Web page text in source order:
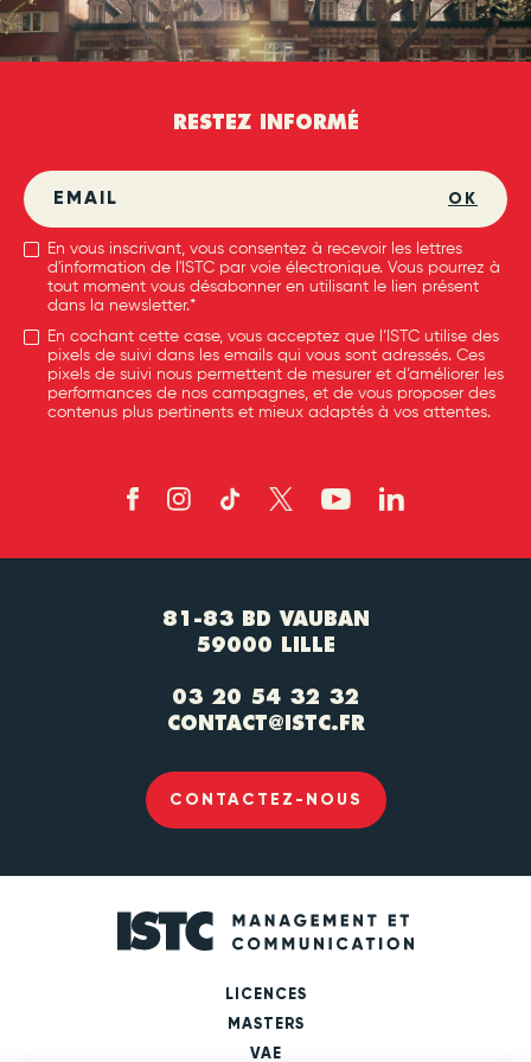
RESTEZ INFORMÉ
OK
En vous inscrivant, vous consentez à recevoir les lettres
d'information de l'ISTC par voie électronique. Vous pourrez à
tout moment vous désabonner en utilisant le lien présent
dans la newsletter.*
En cochant cette case, vous acceptez que l’ISTC utilise des
pixels de suivi dans les emails qui vous sont adressés. Ces
pixels de suivi nous permettent de mesurer et d’améliorer les
performances de nos campagnes, et de vous proposer des
contenus plus pertinents et mieux adaptés à vos attentes.
81-83 BD VAUBAN
59000 LILLE
03 20 54 32 32
CONTACT@ISTC.FR
CONTACTEZ-NOUS
LICENCES
MASTERS
VAE